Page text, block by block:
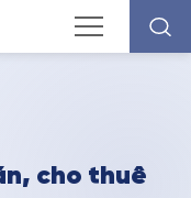
cho thuê